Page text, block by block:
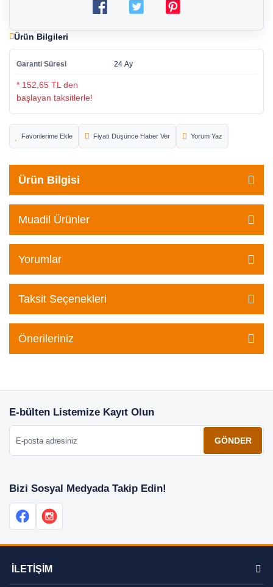
Ürün Bilgileri
Garanti Süresi 24 Ay
* 152,65 TL den
başlayan taksitlerle!
Fiyatı Düşünce Haber Ver Yorum Yaz
Ürün Bilgisi
Muadil Ürünler
Yorumlar
Taksit Seçenekleri
Önerileriniz
E-bülten Listemize Kayıt Olun
GÖNDER
Bizi Sosyal Medyada Takip Edin!
İLETİŞİM